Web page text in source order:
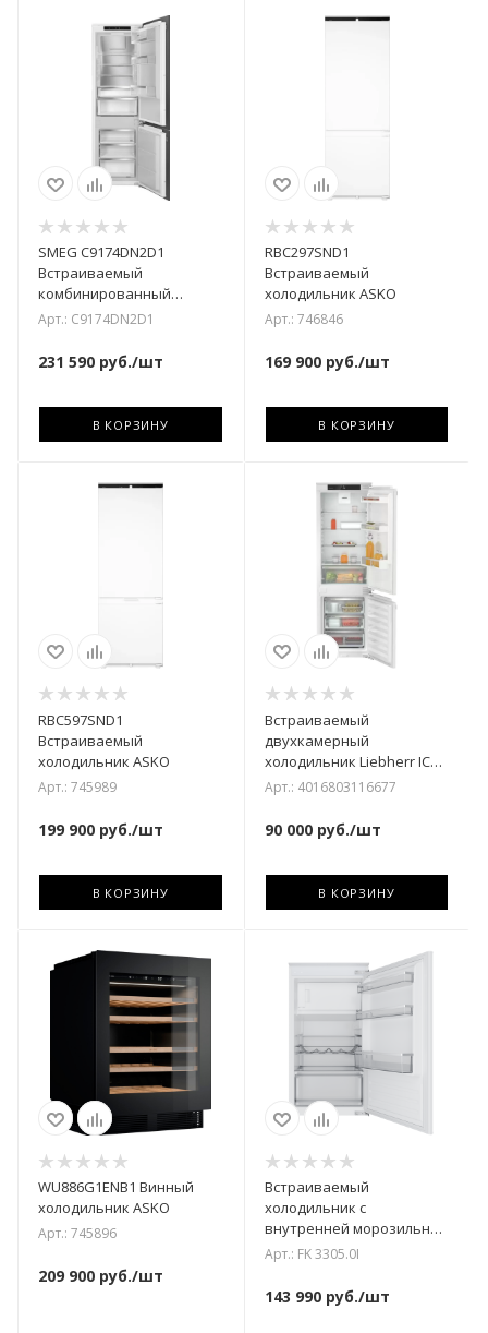
SMEG C9174DN2D1
Встраиваемый
комбинированный
холодильник
Арт.: C9174DN2D1
231 590 руб./шт
В КОРЗИНУ
RBC297SND1
Встраиваемый
холодильник ASKО
Арт.: 746846
169 900руб./шт
В КОРЗИНУ
RBC597SND1
Встраиваемый
холодильник ASKО
Арт.: 745989
199 900 руб./шт
В КОРЗИНУ
Встраиваемый
двухкамерный
холодильник Liebherr ICd
5103-22 001
Арт.: 4016803116677
90 000руб./шт
В КОРЗИНУ
WU886G1ENB1 Винный
холодильник ASKO
Арт.: 745896
209 900 руб./шт
Встраиваемый
холодильник с
внутренней морозильной
камерой Kuppersbusch FK
Арт.: FK 3305.0I
143 990руб./шт